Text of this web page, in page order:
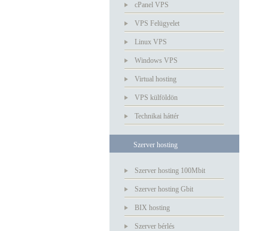
cPanel VPS
VPS Felügyelet
Linux VPS
Windows VPS
Virtual hosting
VPS külföldön
Technikai háttér
Szerver hosting
Szerver hosting 100Mbit
Szerver hosting Gbit
BIX hosting
Szerver bérlés